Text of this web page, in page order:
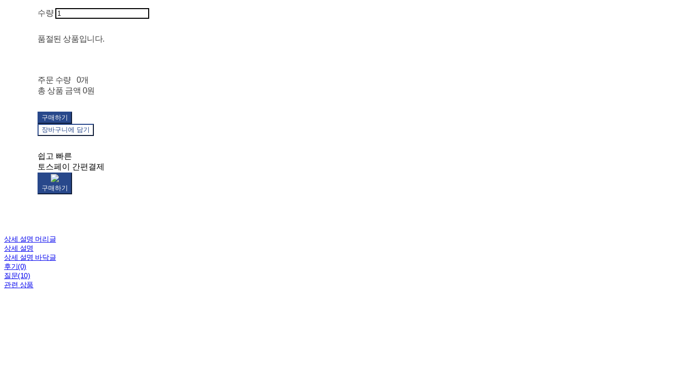
수량
품절된 상품입니다.
주문 수량
0개
총 상품 금액 0원
구매하기
장바구니에 담기
쉽고 빠른
토스페이 간편결제
구매하기
상세 설명 머리글
상세 설명
상세 설명 바닥글
후기(0)
질문(10)
관련 상품